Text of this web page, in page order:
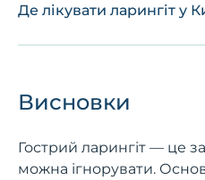
Де лікувати ларингіт у
Висновки
Гострий ларингіт — це
можна ігнорувати.